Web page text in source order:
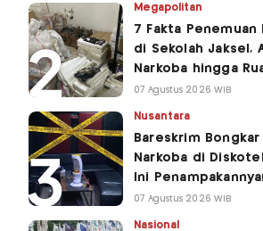
Megapolitan
7 Fakta Penemuan
di Sekolah Jaksel,
Narkoba hingga
07 Agustus 2026 WIB
Nusantara
Bareskrim
Narkoba di
Ini Penampakannya!
07 Agustus 2026 WIB
Nasional